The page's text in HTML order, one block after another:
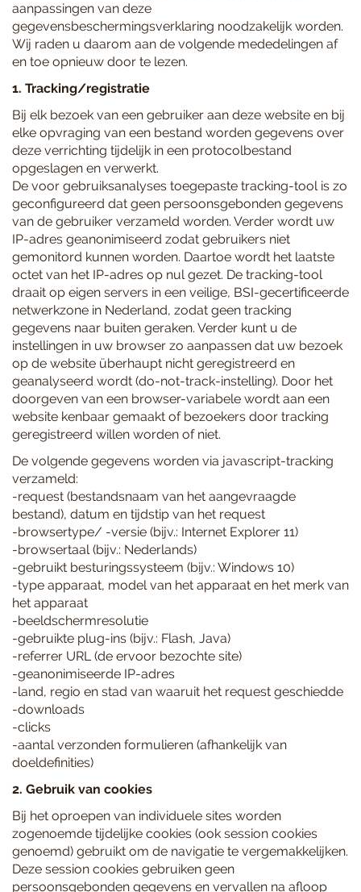
aanpassingen van deze
gegevensbeschermingsverklaring noodzakelijk worden.
Wij raden u daarom aan de volgende mededelingen af
en toe opnieuw door te lezen.
1. Tracking/registratie
Bij elk bezoek van een gebruiker aan deze website en bij
elke opvraging van een bestand worden gegevens over
deze verrichting tijdelijk in een protocolbestand
opgeslagen en verwerkt.
De voor gebruiksanalyses toegepaste tracking-tool is zo
geconfigureerd dat geen persoonsgebonden gegevens
van de gebruiker verzameld worden. Verder wordt uw
IP-adres geanonimiseerd zodat gebruikers niet
gemonitord kunnen worden. Daartoe wordt het laatste
octet van het IP-adres op nul gezet. De tracking-tool
draait op eigen servers in een veilige, BSI-gecertificeerde
netwerkzone in Nederland, zodat geen tracking
gegevens naar buiten geraken. Verder kunt u de
instellingen in uw browser zo aanpassen dat uw bezoek
op de website überhaupt nicht geregistreerd en
geanalyseerd wordt (do-not-track-instelling). Door het
doorgeven van een browser-variabele wordt aan een
website kenbaar gemaakt of bezoekers door tracking
geregistreerd willen worden of niet.
De volgende gegevens worden via javascript-tracking
verzameld:
-request (bestandsnaam van het aangevraagde
bestand), datum en tijdstip van het request
-browsertype/ -versie (bijv.: Internet Explorer 11)
-browsertaal (bijv.: Nederlands)
-gebruikt besturingssysteem (bijv.: Windows 10)
-type apparaat, model van het apparaat en het merk van
het apparaat
-beeldschermresolutie
-gebruikte plug-ins (bijv.: Flash, Java)
-referrer URL (de ervoor bezochte site)
-geanonimiseerde IP-adres
-land, regio en stad van waaruit het request geschiedde
-downloads
-clicks
-aantal verzonden formulieren (afhankelijk van
doeldefinities)
2. Gebruik van cookies
Bij het oproepen van individuele sites worden
zogenoemde tijdelijke cookies (ook session cookies
genoemd) gebruikt om de navigatie te vergemakkelijken.
Deze session cookies gebruiken geen
persoonsgebonden gegevens en vervallen na afloop